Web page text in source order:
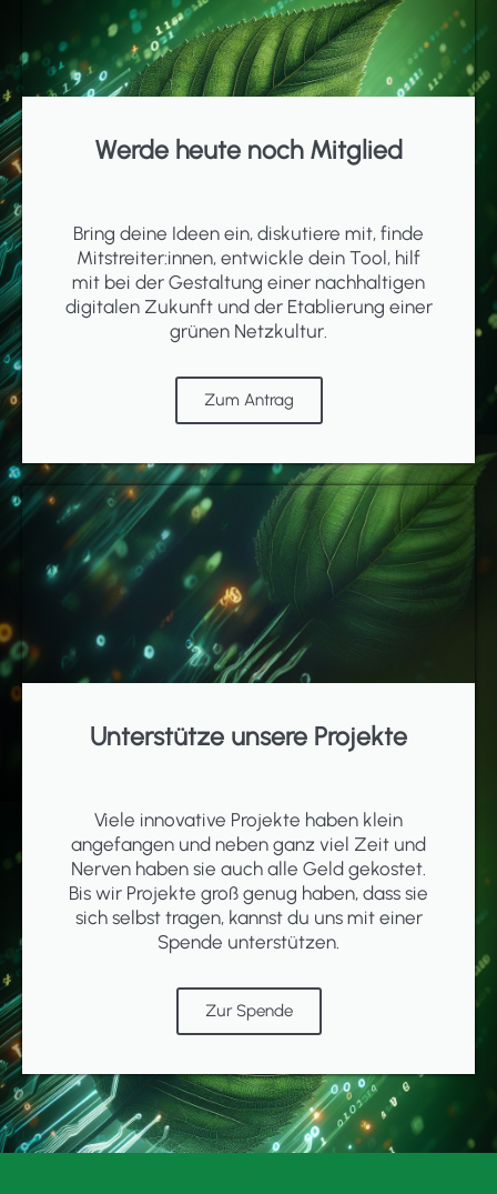
Werde heute noch Mitglied
Bring deine Ideen ein, diskutiere mit, finde
Mitstreiter:innen, entwickle dein Tool, hilf
mit bei der Gestaltung einer nachhaltigen
digitalen Zukunft und der Etablierung einer
grünen Netzkultur.
Zum Antrag
Unterstütze unsere Projekte
Viele innovative Projekte haben klein
angefangen und neben ganz viel Zeit und
Nerven haben sie auch alle Geld gekostet.
Bis wir Projekte groß genug haben, dass sie
sich selbst tragen, kannst du uns mit einer
Spende unterstützen.
Zur Spende